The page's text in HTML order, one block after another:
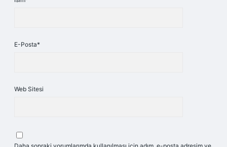
E-Posta*
Web Sitesi